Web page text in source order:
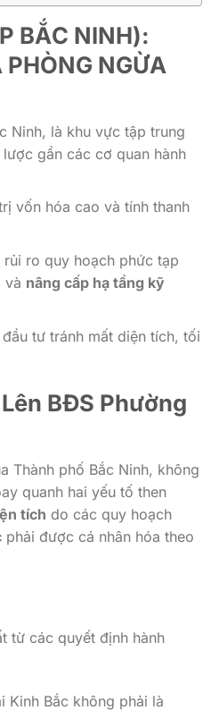
BẮC NINH):
NGỪA
Ninh, là khu vực tập trung
gần các cơ quan hành
vốn hóa cao và tính thanh
rủi ro quy hoạch phức tạp
và nâng cấp hạ tầng kỹ
tư tránh mất diện tích, tối
BĐS Phường
Thành phố Bắc Ninh, không
quanh hai yếu tố then
tích do các quy hoạch
phải được cá nhân hóa theo
từ các quyết định hành
Kinh Bắc không phải là